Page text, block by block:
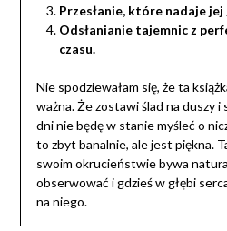
Przesłanie, które nadaje jej
Odsłanianie tajemnic z
czasu.
Nie spodziewałam się, że ta
ważna. Że zostawi ślad na duszy i
dni nie będę w stanie myśleć o
to zbyt banalnie, ale jest piękna.
swoim okrucieństwie bywa
obserwować i gdzieś w głębi
na niego.